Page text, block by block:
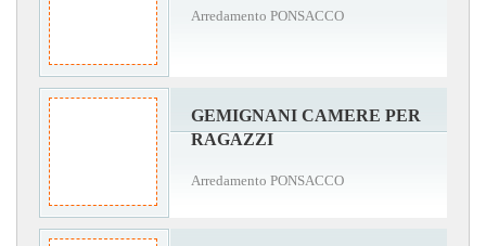
Arredamento PONSACCO
GEMIGNANI CAMERE PER
RAGAZZI
Arredamento PONSACCO